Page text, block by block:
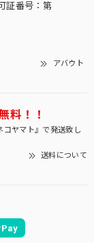
証番号：第
アバウト
料！！
コヤマト』で発送致し
送料について